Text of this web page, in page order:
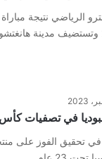
الرياضي نتيجة
في تصفيات كأس
تحقيق الفوز على